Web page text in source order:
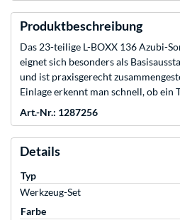
Produktbeschreibung
Das 23-teilige L-BOXX 136 Azubi-
eignet sich besonders als
und ist praxisgerecht
Einlage erkennt man schnell, ob ein
Art.-Nr.: 1287256
Details
Typ
Werkzeug-Set
Farbe